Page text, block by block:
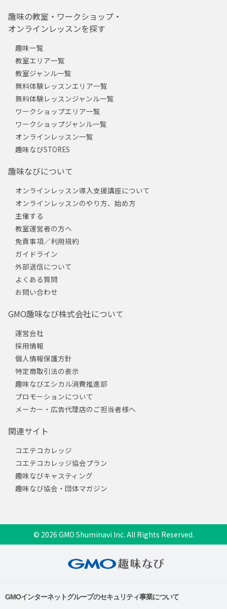
趣味の教室・ワークショップ・
オンラインレッスンを探す
趣味一覧
教室エリア一覧
教室ジャンル一覧
無料体験レッスンエリア一覧
無料体験レッスンジャンル一覧
ワークショップエリア一覧
ワークショップジャンル一覧
オンラインレッスン一覧
趣味なびSTORES
趣味なびについて
オンラインレッスン導入支援講座について
オンラインレッスンのやり方、始め方
主催する
教室運営者の方へ
免責事項／利用規約
ガイドライン
外部送信について
よくある質問
お問い合わせ
GMO趣味なび株式会社について
運営会社
採用情報
個人情報保護方針
特定商取引法の表示
趣味なびエシカル消費推進部
プロモーションについて
メーカー・広告代理店のご担当者様へ
関連サイト
コエテコカレッジ
コエテコカレッジ協会プラン
趣味なびキャスティング
趣味なび協会・団体マガジン
© 2026 GMO Shuminavi Inc. All Rights Reserved.